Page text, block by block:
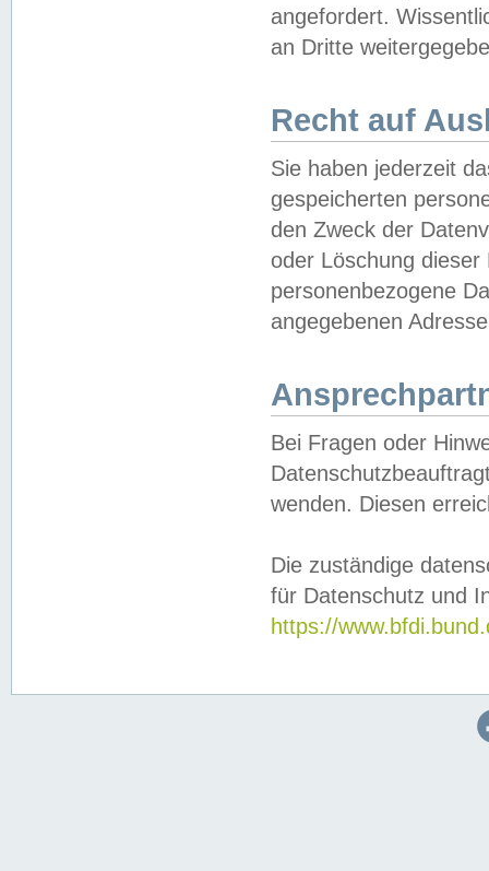
angefordert.
an Dritte
Recht auf
Sie haben jederzeit
gespeicherten
den Zweck der
oder Löschung
personenbezogene
angegebenen
Bei Fragen oder
wenden. Diesen
Die zuständige
für Datenschutz und
https://